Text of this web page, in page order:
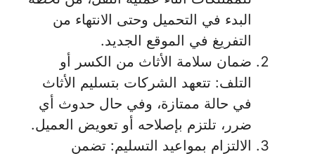
البدء في التحميل وحتى الانتهاء من
التفريغ في الموقع الجديد.
ضمان سلامة الأثاث من الكسر أو
التلف: تتعهد الشركات بتسليم الأثاث
في حالة ممتازة، وفي حال حدوث أي
ضرر، تلتزم بإصلاحه أو تعويض العميل.
الالتزام بمواعيد التسليم: تضمن